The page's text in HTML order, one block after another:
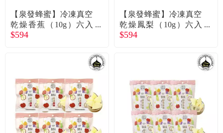
【泉發蜂蜜】冷凍真空
乾燥香蕉（10g）六入
廠商直送
$594
【泉發蜂蜜】冷凍真空
乾燥鳳梨（10g）六入
廠商直送
$594